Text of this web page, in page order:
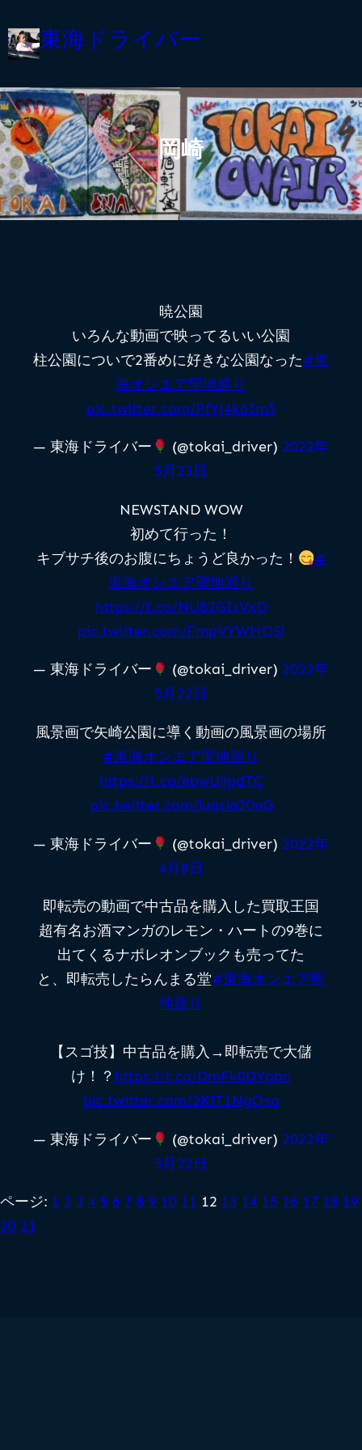
容
を
ス
キ
ッ
プ
東海ドライバー
岡崎
暁公園
いろんな動画で映ってるいい公園
柱公園についで2番めに好きな公園なった#東
海オンエア聖地巡り
pic.twitter.com/PfYJ4k6Im5
— 東海ドライバー (@tokai_driver) 2022年
5月23日
NEWSTAND WOW
初めて行った！
キブサチ後のお腹にちょうど良かった！
#
東海オンエア聖地巡り
https://t.co/NU82GIsVxD
pic.twitter.com/FmpVYWMQSl
— 東海ドライバー (@tokai_driver) 2022年
5月22日
風景画で矢崎公園に導く動画の風景画の場所
#東海オンエア聖地巡り
https://t.co/ebwUljpdTC
pic.twitter.com/luqsia20oG
— 東海ドライバー (@tokai_driver) 2022年
4月8日
即転売の動画で中古品を購入した買取王国
超有名お酒マンガのレモン・ハートの9巻に
出てくるナポレオンブックも売ってた
と、即転売したらんまる堂#東海オンエア聖
地巡り
【スゴ技】中古品を購入→即転売で大儲
け！？ https://t.co/DmFk0DYobn
pic.twitter.com/2KfT1NgQso
— 東海ドライバー (@tokai_driver) 2022年
3月22日
ページ: 1 2 3 4 5 6 7 8 9 10 11 12 13 14 15 16 17 18 19
20 21